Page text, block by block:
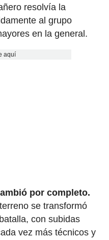
resolvía la
al grupo
en la general.
aquí
por completo.
se transformó
con subidas
vez más técnicos y